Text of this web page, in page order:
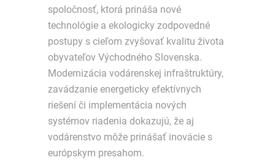
spoločnosť, ktorá prináša nové
technológie a ekologicky zodpovedné
postupy s cieľom zvyšovať kvalitu života
obyvateľov Východného Slovenska.
Modernizácia vodárenskej infraštruktúry,
zavádzanie energeticky efektívnych
riešení či implementácia nových
systémov riadenia dokazujú, že aj
vodárenstvo môže prinášať inovácie s
európskym presahom.